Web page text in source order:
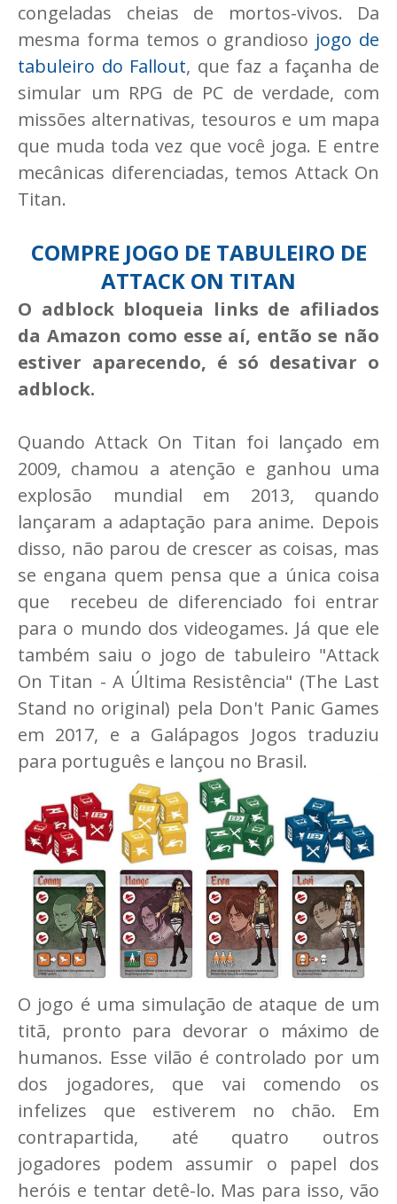
congeladas cheias de mortos-vivos. Da
mesma forma temos o grandioso jogo de
tabuleiro do Fallout, que faz a façanha de
simular um RPG de PC de verdade, com
missões alternativas, tesouros e um mapa
que muda toda vez que você joga. E entre
mecânicas diferenciadas, temos Attack On
Titan.
COMPRE JOGO DE TABULEIRO DE
ATTACK ON TITAN
O adblock bloqueia links de afiliados
da Amazon como esse aí, então se não
estiver aparecendo, é só desativar o
adblock.
Quando Attack On Titan foi lançado em
2009, chamou a atenção e ganhou uma
explosão mundial em 2013, quando
lançaram a adaptação para anime. Depois
disso, não parou de crescer as coisas, mas
se engana quem pensa que a única coisa
que recebeu de diferenciado foi entrar
para o mundo dos videogames. Já que ele
também saiu o jogo de tabuleiro "Attack
On Titan - A Última Resistência" (The Last
Stand no original) pela Don't Panic Games
em 2017, e a Galápagos Jogos traduziu
para português e lançou no Brasil.
O jogo é uma simulação de ataque de um
titã, pronto para devorar o máximo de
humanos. Esse vilão é controlado por um
dos jogadores, que vai comendo os
infelizes que estiverem no chão. Em
contrapartida, até quatro outros
jogadores podem assumir o papel dos
heróis e tentar detê-lo. Mas para isso, vão